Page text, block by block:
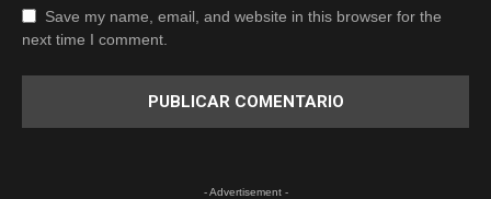
Save my name, email, and website in this browser for the
next time I comment.
- Advertisement -